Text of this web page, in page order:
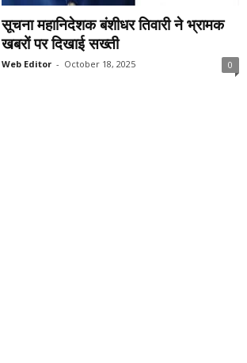
सूचना महानिदेशक बंशीधर तिवारी ने भ्रामक
खबरों पर दिखाई सख्ती
Web Editor - October 18, 2025 0